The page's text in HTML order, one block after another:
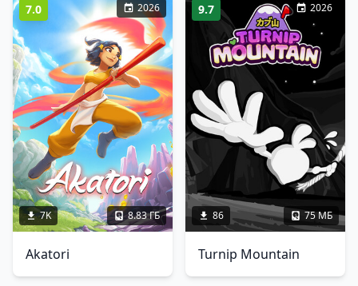
7.0 2026
7K 8.83 ГБ
Akatori
9.7 2026
86 75 МБ
Turnip Mountain